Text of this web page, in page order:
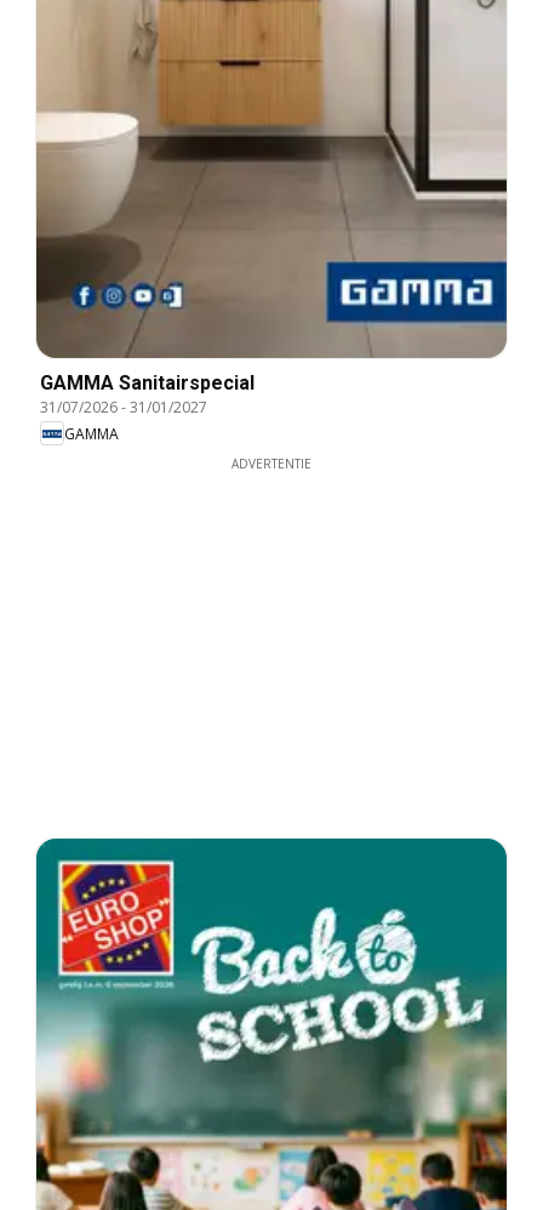
GAMMA Sanitairspecial
31/07/2026-31/01/2027
GAMMA
ADVERTENTIE